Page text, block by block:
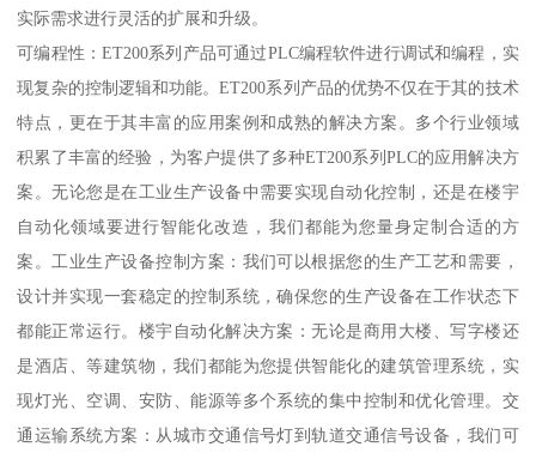
实际需求进行灵活的扩展和升级。
可编程性：ET200系列产品可通过PLC编程软件进行调试和编程，实
现复杂的控制逻辑和功能。ET200系列产品的优势不仅在于其的技术
特点，更在于其丰富的应用案例和成熟的解决方案。多个行业领域
积累了丰富的经验，为客户提供了多种ET200系列PLC的应用解决方
案。无论您是在工业生产设备中需要实现自动化控制，还是在楼宇
自动化领域要进行智能化改造，我们都能为您量身定制合适的方
案。工业生产设备控制方案：我们可以根据您的生产工艺和需要，
设计并实现一套稳定的控制系统，确保您的生产设备在工作状态下
都能正常运行。楼宇自动化解决方案：无论是商用大楼、写字楼还
是酒店、等建筑物，我们都能为您提供智能化的建筑管理系统，实
现灯光、空调、安防、能源等多个系统的集中控制和优化管理。交
通运输系统方案：从城市交通信号灯到轨道交通信号设备，我们可